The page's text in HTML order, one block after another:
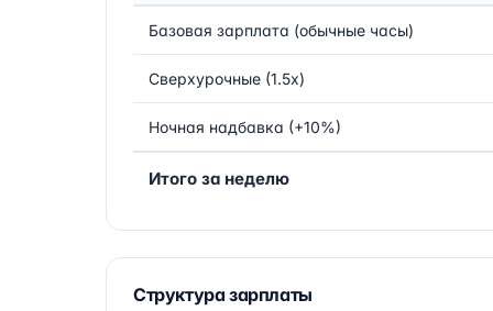
Базовая зарплата (обычные часы)
Сверхурочные (1.5x)
Ночная надбавка (+10%)
Итого за неделю
Структура зарплаты